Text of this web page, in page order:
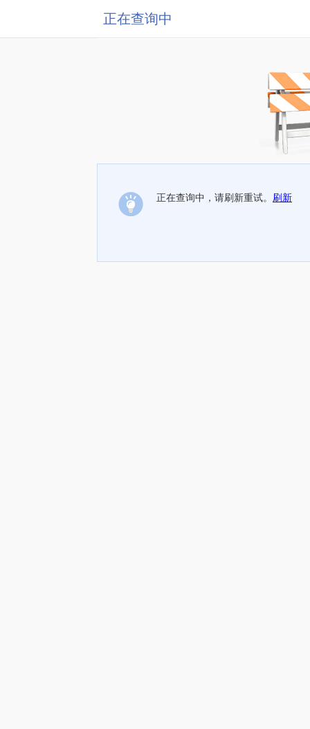
正在查询中
正在查询中，请刷新重试。 刷新